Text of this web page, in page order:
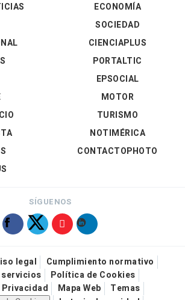
ECONOMÍA
SOCIEDAD
CIENCIAPLUS
PORTALTIC
EPSOCIAL
MOTOR
TURISMO
NOTIMÉRICA
CONTACTOPHOTO
SÍGUENOS
legal
Cumplimiento normativo
Política de Cookies
Mapa Web
Temas